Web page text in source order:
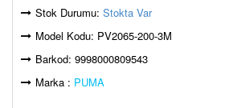
Stok Durumu: Stokta Var
Model Kodu: PV2065-200-3M
Barkod: 9998000809543
Marka : PUMA